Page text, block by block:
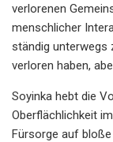
verlorenen
menschlicher
ständig unterwegs
verloren haben,
Soyinka hebt die
Oberflächlichkeit
Fürsorge auf